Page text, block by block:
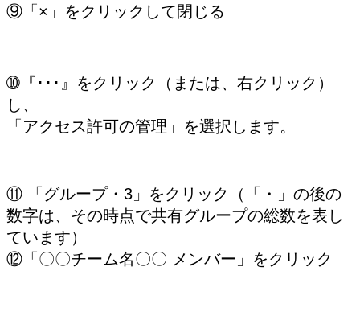
⑨「×」をクリックして閉じる
➉『･･･』をクリック（または、右クリック）
し、
「アクセス許可の管理」を選択します。
⑪ 「グループ・3」をクリック（「・」の後の
数字は、その時点で共有グループの総数を表し
ています）
⑫「〇〇チーム名〇〇 メンバー」をクリック